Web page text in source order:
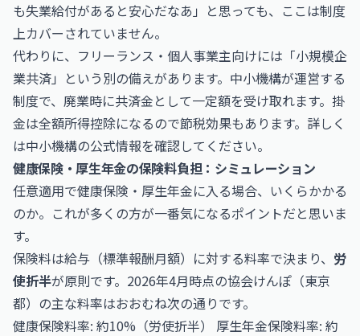
も失業給付があると安心だなあ」と思っても、ここは制度
上カバーされていません。
代わりに、フリーランス・個人事業主向けには「小規模企
業共済」という別の備えがあります。中小機構が運営する
制度で、廃業時に共済金として一定額を受け取れます。掛
金は全額所得控除になるので節税効果もあります。詳しく
は中小機構の公式情報を確認してください。
健康保険・厚生年金の保険料負担：シミュレーション
任意適用で健康保険・厚生年金に入る場合、いくらかかる
のか。これが多くの方が一番気になるポイントだと思いま
す。
保険料は給与（標準報酬月額）に対する料率で決まり、 労
使折半が原則です。2026年4月時点の協会けんぽ（東京
都）の主な料率はおおむね次の通りです。
健康保険料率: 約10%（労使折半） 厚生年金保険料率: 約